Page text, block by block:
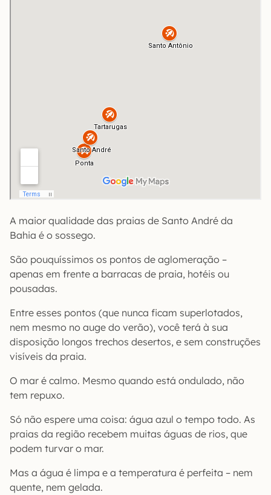
A maior qualidade das praias de Santo André da
Bahia é o sossego.
São pouquíssimos os pontos de aglomeração –
apenas em frente a barracas de praia, hotéis ou
pousadas.
Entre esses pontos (que nunca ficam superlotados,
nem mesmo no auge do verão), você terá à sua
disposição longos trechos desertos, e sem construções
visíveis da praia.
O mar é calmo. Mesmo quando está ondulado, não
tem repuxo.
Só não espere uma coisa: água azul o tempo todo. As
praias da região recebem muitas águas de rios, que
podem turvar o mar.
Mas a água é limpa e a temperatura é perfeita – nem
quente, nem gelada.